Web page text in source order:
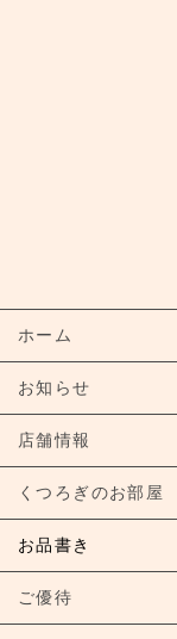
ホーム
お知らせ
店舗情報
くつろぎのお部屋
お品書き
ご優待